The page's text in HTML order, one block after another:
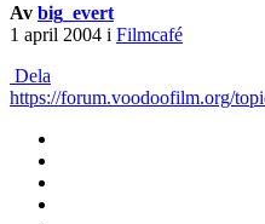
Av big_evert
1 april 2004 i Filmcafé
Dela
https://forum.voodoofilm.org/